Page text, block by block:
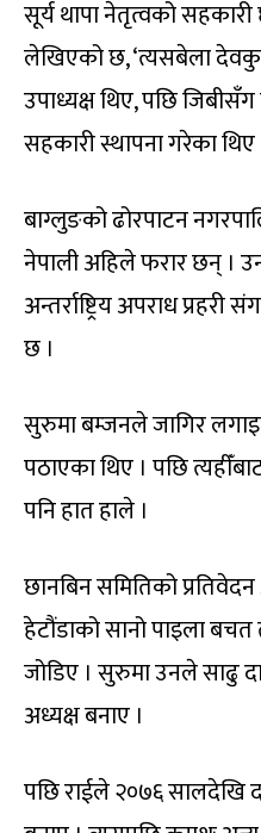
सूर्य थापा नेतृत्वको
लेखिएको छ, ‘त्यसबेला
उपाध्यक्ष थिए, पछि
सहकारी स्थापना गरेका थिए
बाग्लुङको ढोरपाटन
नेपाली अहिले फरार छन् ।
अन्तर्राष्ट्रिय अपराध
छ ।
सुरुमा बम्जनले जागिर
पठाएका थिए । पछि
पनि हात हाले ।
छानबिन समितिको
हेटौंडाको सानो पाइला
जोडिए । सुरुमा उनले साढु
अध्यक्ष बनाए ।
पछि राईले २०७६ सालदेखि